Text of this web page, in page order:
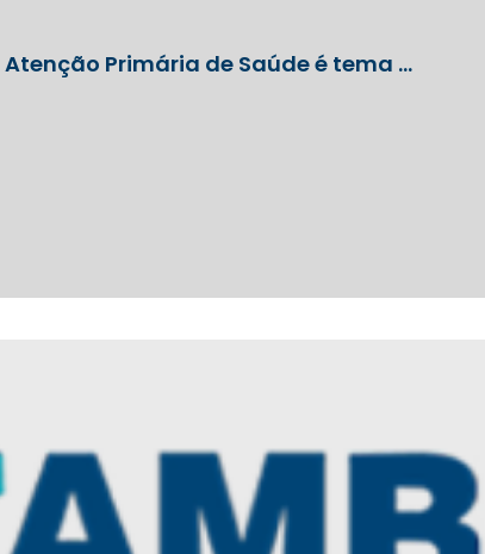
Primária de Saúde é tema …